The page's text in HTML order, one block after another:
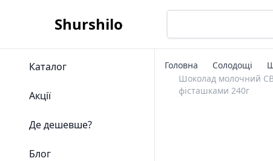
Shurshilo
Каталог
Акції
Де дешевше?
Блог
Головна Солодощі
Шоколад молочний
фісташками 240г